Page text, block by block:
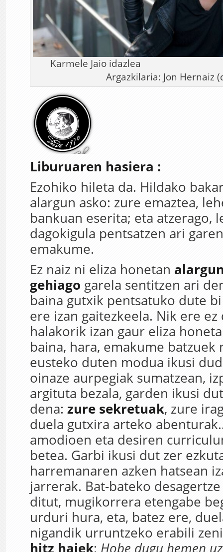
Karmele Jaio
Argazkilaria: Jon Hernaiz
Liburuaren hasiera :
Ezohiko hileta da. Hildako
alargun asko: zure emaztea,
bankuan eserita; eta atzerago,
dagokigula pentsatzen ari
emakume.
Ez naiz ni eliza honetan
gehiago garela sentitzen ari
baina gutxik pentsatuko dute
ere izan gaitezkeela. Nik ere
halakorik izan gaur eliza
baina, hara, emakume batzuek
eusteko duten modua ikusi
oinaze aurpegiak sumatzean,
argituta bezala, garden ikusi
dena: zure sekretuak, zure
duela gutxira arteko
amodioen eta desiren
betea. Garbi ikusi dut zer
harremanaren azken hatsean
jarrerak. Bat-bateko
ditut, mugikorrera etengabe
urduri hura, eta, batez ere,
nigandik urruntzeko erabili
hitz haiek: Hobe dugu hemen